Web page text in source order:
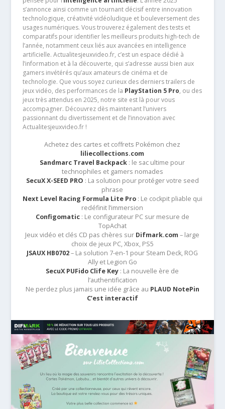
s’annonce ainsi comme un tournant décisif entre innovation
technologique, créativité vidéoludique et bouleversement des
usages numériques. Vous trouverez également des tests et
comparatifs pour identifier les meilleurs produits high-tech de
l’année, notamment ceux liés aux avancées en intelligence
artificielle. Actualitesjeuxvideo.fr, c’est un espace dédié à
l’information et à la découverte, qui s’adresse aussi bien aux
gamers invétérés qu’aux amateurs de cinéma et de
technologie. Que vous soyez curieux des derniers trailers de
jeux vidéo, des performances de la PlayStation 5 Pro, ou des
jeux très attendus en 2025, notre site est là pour vous
accompagner. Découvrez dès maintenant l’univers
passionnant du divertissement et de l’innovation avec
Actualitesjeuxvideo.fr !
Achetez des cartes et coffrets Pokémon chez
liliecollections.com
Sandmarc Travel Backpack : le sac ultime pour
technophiles et gamers nomades
SecuX X-SEED PRO : La solution pour protéger votre seed
phrase
Next Level Racing Formula Lite Pro: Le cockpit pliable qui
redéfinit l’immersion
Configomatic: Le configurateur PC sur mesure de
TopAchat
Jeux vidéo et clés CD pas chères sur Difmark.com – large
choix de jeux PC, Xbox, PS5
JSAUX HB0702– La solution 7-en-1 pour Steam Deck, ROG
Ally et Legion Go
SecuX PUFido Clife Key : La nouvelle ère de
l’authentification
Ne perdez plus jamais une idée grâce au PLAUD NotePin
C’est interactif